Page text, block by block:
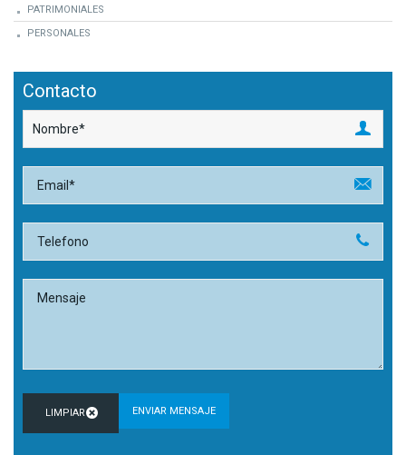
PATRIMONIALES
PERSONALES
Contacto